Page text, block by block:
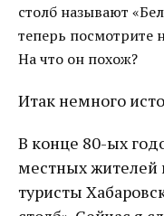
столб называют
теперь посмотрите
На что он похож?
Итак немного
В конце 80-ых
местных жителей
туристы